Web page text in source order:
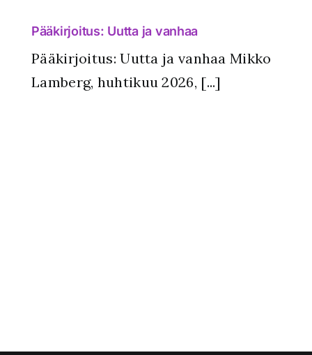
Pääkirjoitus: Uutta ja vanhaa
Pääkirjoitus: Uutta ja vanhaa Mikko
Lamberg, huhtikuu 2026, [...]